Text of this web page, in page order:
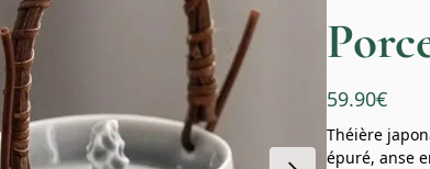
59.90€
Théière
épuré, anse